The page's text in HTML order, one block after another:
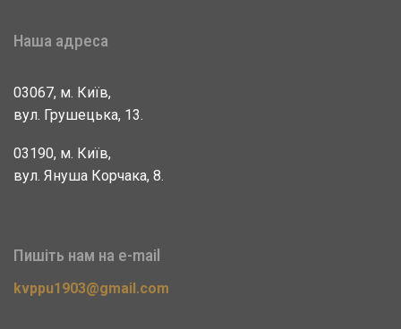
Наша адреса
03067, м. Київ,
вул. Грушецька, 13.
03190, м. Київ,
вул. Януша Корчака, 8.
Пишіть нам на e-mail
kvppu1903@gmail.com